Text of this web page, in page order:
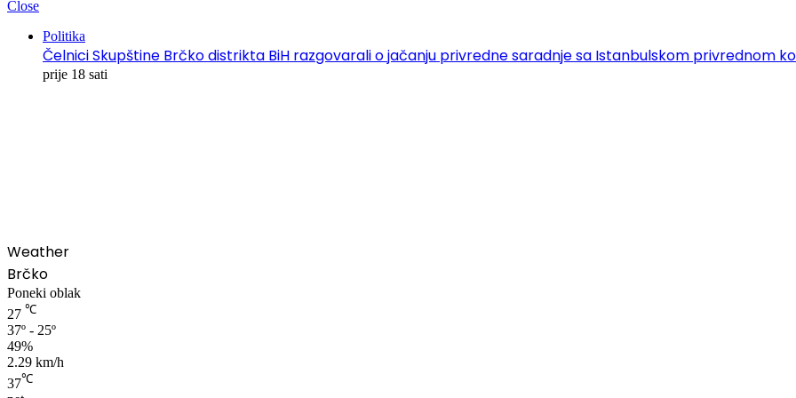
Close
Politika
Čelnici Skupštine Brčko distrikta BiH razgovarali o jačanju privredne saradnje sa Istanbulskom privrednom
prije 18 sati
Weather
Brčko
Poneki oblak
27 ℃
37º - 25º
49%
2.29 km/h
37℃